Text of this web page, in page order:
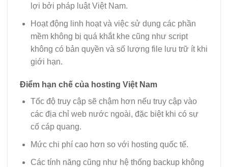
lợi bởi pháp luật Việt Nam.
Hoạt động linh hoạt và việc sử dụng các phần
mềm không bị quá khắt khe cũng như script
không có bản quyền và số lượng file lưu trữ ít khi
giới hạn.
Điểm hạn chế của hosting Việt Nam
Tốc độ truy cập sẽ chậm hơn nếu truy cập vào
các địa chỉ web nước ngoài, đặc biệt khi có sự
cố cáp quang.
Mức chi phí cao hơn so với hosting quốc tế.
Các tính năng cũng như hệ thống backup không